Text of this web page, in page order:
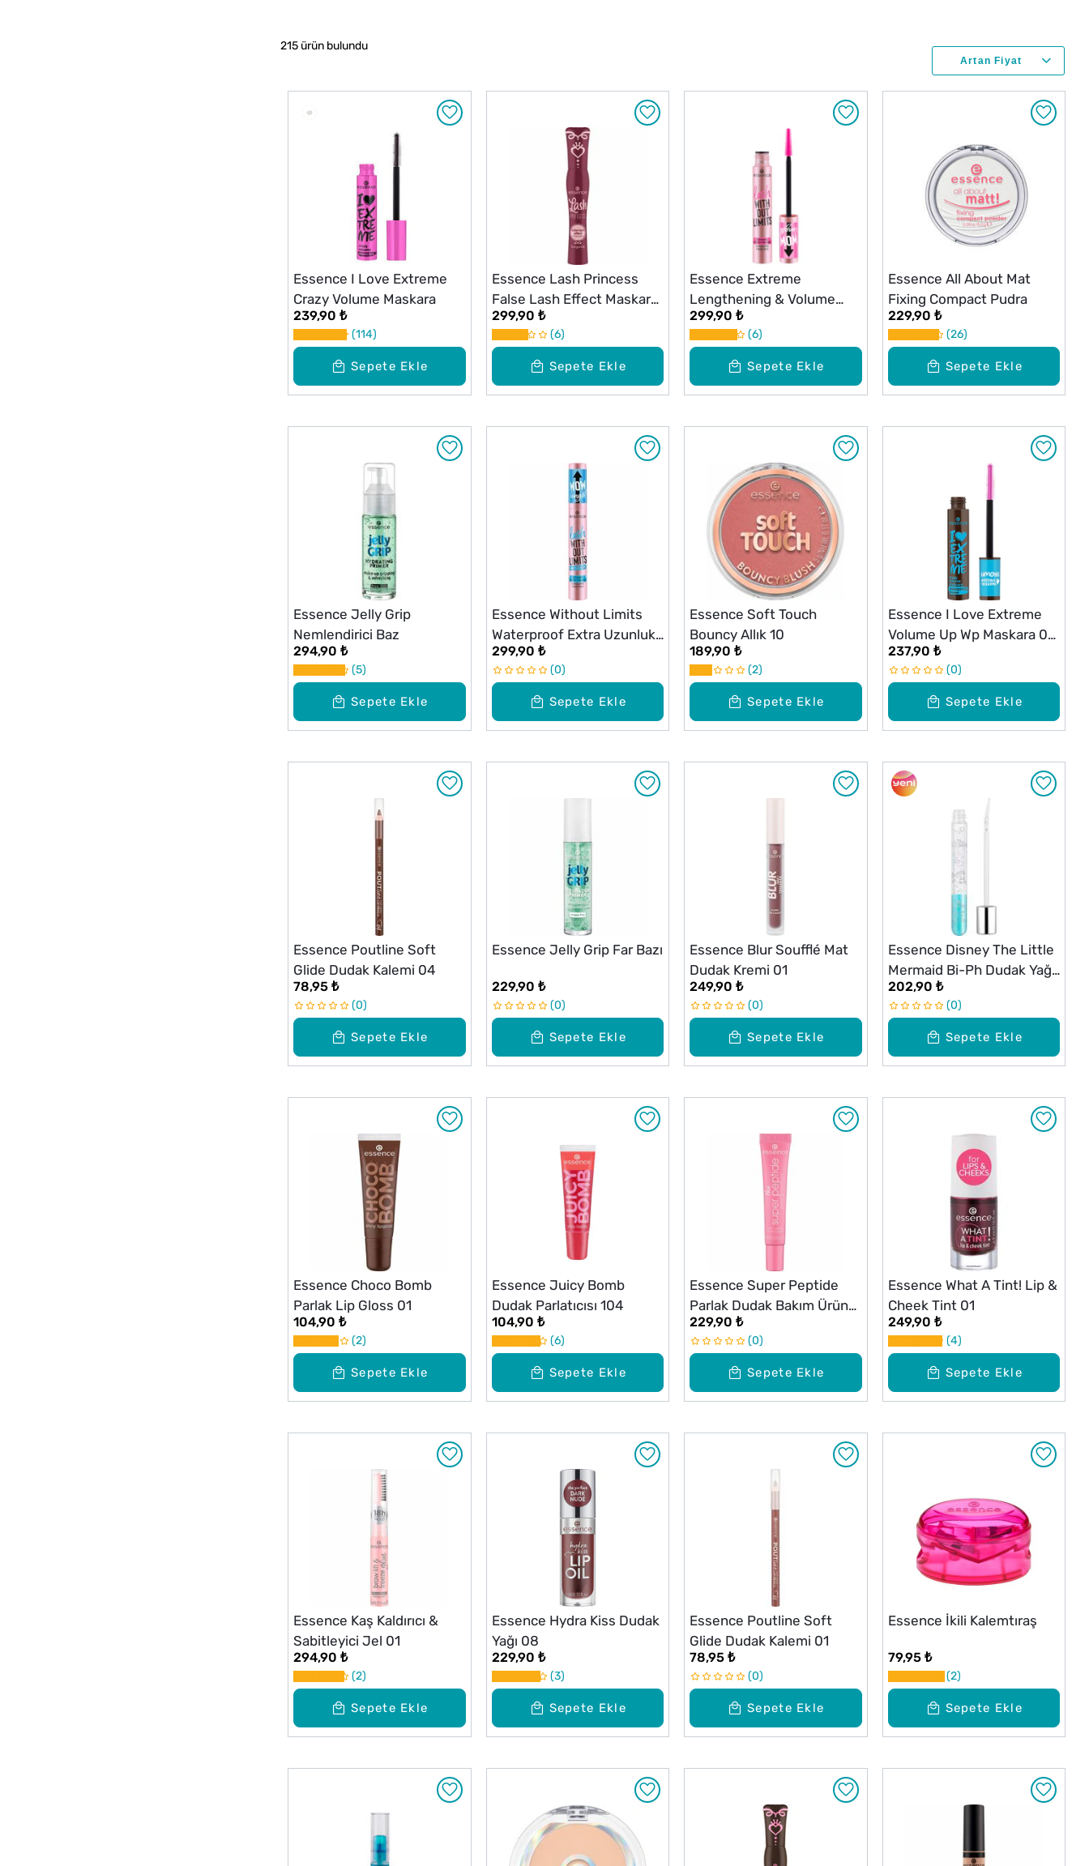
215 ürün bulundu
Sepete Ekle
Essence I Love Extreme
Crazy Volume Maskara
239,90 ₺
114
Sepete Ekle
Essence Lash Princess
False Lash Effect Maskara
Bordo
299,90 ₺
6
Sepete Ekle
Essence Extreme
Lengthening & Volume
Maskara 01
299,90 ₺
6
Sepete Ekle
Essence All About Mat
Fixing Compact Pudra
229,90 ₺
26
Sepete Ekle
Essence Jelly Grip
Nemlendirici Baz
294,90 ₺
5
Sepete Ekle
Essence Without Limits
Waterproof Extra Uzunluk
& Hacim Veren Maskara
299,90 ₺
0
Sepete Ekle
Essence Soft Touch
Bouncy Allık 10
189,90 ₺
2
Sepete Ekle
Essence I Love Extreme
Volume Up Wp Maskara 01
Brown
237,90 ₺
0
Sepete Ekle
Essence Poutline Soft
Glide Dudak Kalemi 04
78,95 ₺
0
Sepete Ekle
Essence Jelly Grip Far Bazı
229,90 ₺
0
Sepete Ekle
Essence Blur Soufflé Mat
Dudak Kremi 01
249,90 ₺
0
Sepete Ekle
Essence Disney The Little
Mermaid Bi-Ph Dudak Yağı
01
202,90 ₺
0
Sepete Ekle
Essence Choco Bomb
Parlak Lip Gloss 01
104,90 ₺
2
Sepete Ekle
Essence Juicy Bomb
Dudak Parlatıcısı 104
104,90 ₺
6
Sepete Ekle
Essence Super Peptide
Parlak Dudak Bakım Ürünü
02
229,90 ₺
0
Sepete Ekle
Essence What A Tint! Lip &
Cheek Tint 01
249,90 ₺
4
Sepete Ekle
Essence Kaş Kaldırıcı &
Sabitleyici Jel 01
294,90 ₺
2
Sepete Ekle
Essence Hydra Kiss Dudak
Yağı 08
229,90 ₺
3
Sepete Ekle
Essence Poutline Soft
Glide Dudak Kalemi 01
78,95 ₺
0
Sepete Ekle
Essence İkili Kalemtıraş
79,95 ₺
2